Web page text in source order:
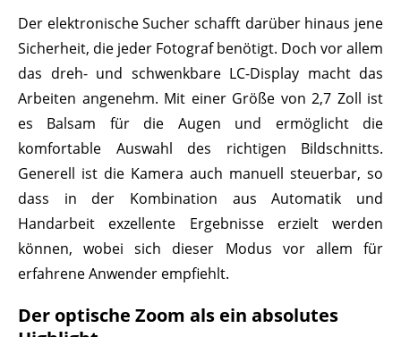
Der elektronische Sucher schafft darüber hinaus jene
Sicherheit, die jeder Fotograf benötigt. Doch vor allem
das dreh- und schwenkbare LC-Display macht das
Arbeiten angenehm. Mit einer Größe von 2,7 Zoll ist
es Balsam für die Augen und ermöglicht die
komfortable Auswahl des richtigen Bildschnitts.
Generell ist die Kamera auch manuell steuerbar, so
dass in der Kombination aus Automatik und
Handarbeit exzellente Ergebnisse erzielt werden
können, wobei sich dieser Modus vor allem für
erfahrene Anwender empfiehlt.
Der optische Zoom als ein absolutes